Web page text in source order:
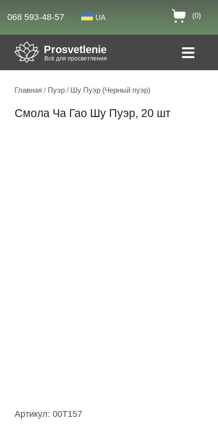
068 593-48-57 UA (0)
Prosvetlenie
Всё для просветления
Главная / Пуэр / Шу Пуэр (Черный пуэр)
Смола Ча Гао Шу Пуэр, 20 шт
Артикул: 00T157